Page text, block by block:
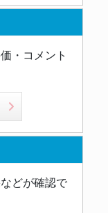
・コメント
どが確認で